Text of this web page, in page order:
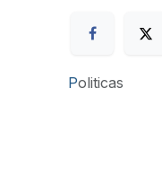
Politicas